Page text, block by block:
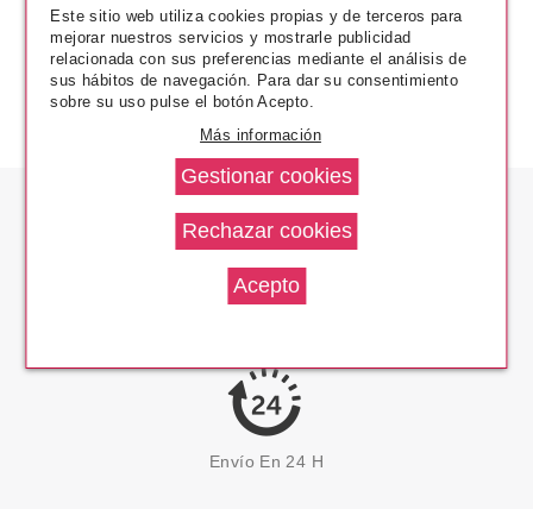
Envío En 24 H
Este sitio web utiliza cookies propias y de terceros para
mejorar nuestros servicios y mostrarle publicidad
relacionada con sus preferencias mediante el análisis de
sus hábitos de navegación. Para dar su consentimiento
sobre su uso pulse el botón Acepto.
Más información